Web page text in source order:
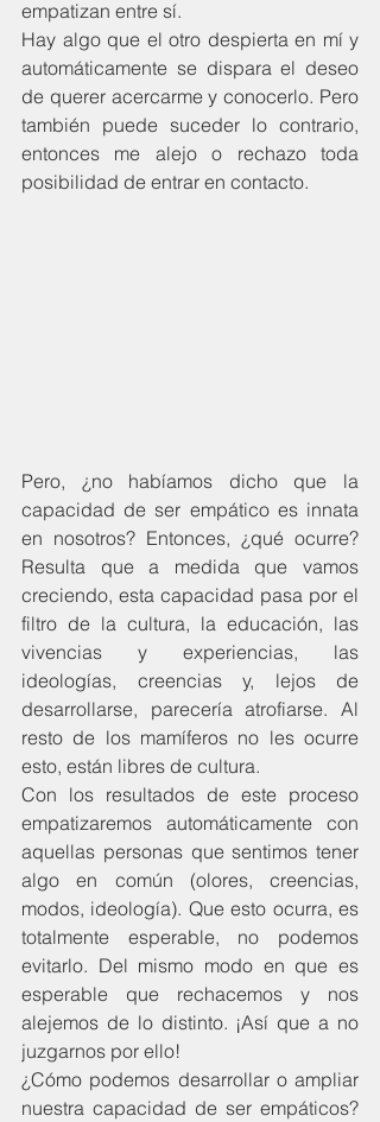
empatizan entre sí.
Hay algo que el otro despierta en mí y
automáticamente se dispara el deseo
de querer acercarme y conocerlo. Pero
también puede suceder lo contrario,
entonces me alejo o rechazo toda
posibilidad de entrar en contacto.
Pero, ¿no habíamos dicho que la
capacidad de ser empático es innata
en nosotros? Entonces, ¿qué ocurre?
Resulta que a medida que vamos
creciendo, esta capacidad pasa por el
filtro de la cultura, la educación, las
vivencias y experiencias, las
ideologías, creencias y, lejos de
desarrollarse, parecería atrofiarse. Al
resto de los mamíferos no les ocurre
esto, están libres de cultura.
Con los resultados de este proceso
empatizaremos automáticamente con
aquellas personas que sentimos tener
algo en común (olores, creencias,
modos, ideología). Que esto ocurra, es
totalmente esperable, no podemos
evitarlo. Del mismo modo en que es
esperable que rechacemos y nos
alejemos de lo distinto. ¡Así que a no
juzgarnos por ello!
¿Cómo podemos desarrollar o ampliar
nuestra capacidad de ser empáticos?